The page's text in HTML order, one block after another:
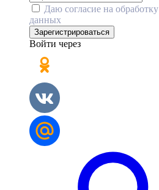
Даю согласие на обработку
данных
Зарегистрироваться
Войти через